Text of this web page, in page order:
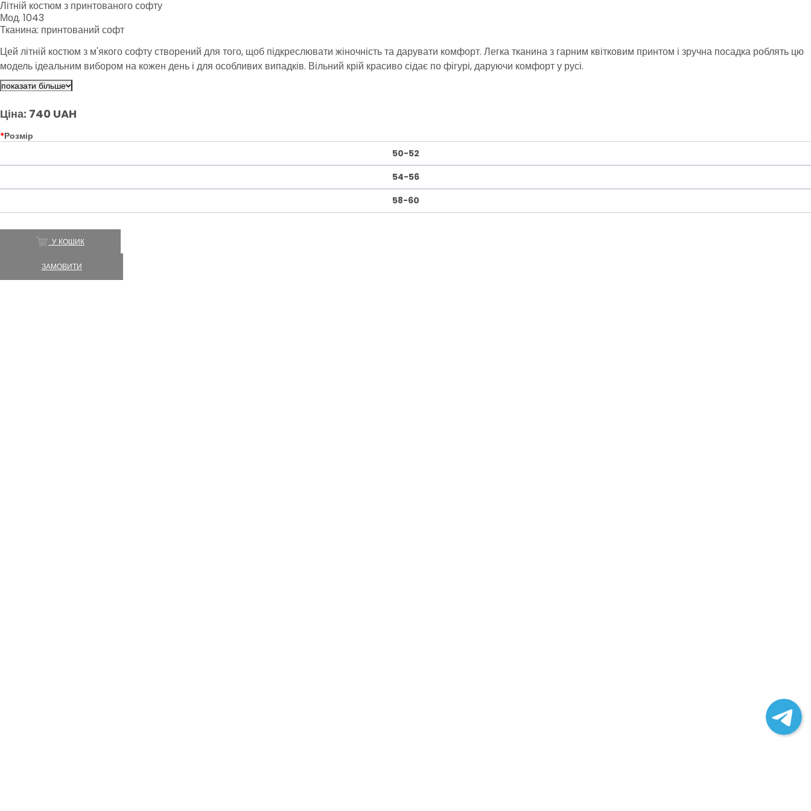
Літній костюм з принтованого софту
Мод. 1043
Тканина: принтований софт
Цей літній костюм з м'якого софту створений для того, щоб підкреслювати жіночність та дарувати комфорт. Легка тканина з гарним квітковим принтом і зручна посадка роблять цю
модель ідеальним вибором на кожен день і для особливих випадків. Вільний крій красиво сідає по фігурі, даруючи комфорт у русі.
показати більше
Ціна: 740 UAH
*Розмір
50-52
54-56
58-60
У КОШИК
ЗАМОВИТИ